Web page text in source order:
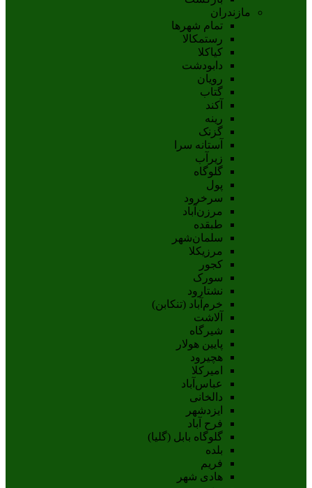
مازندران
تمام شهر‌ها
رستمکالا
کیاکلا
دابودشت
رویان
گتاب
آکند
رینه
گزنک
آستانه سرا
زیرآب
گلوگاه
پول
سرخرود
مرزن‌آباد
طبقده
سلمان‌شهر
مرزیکلا
کجور
سورک
نشتارود
خرم‌آباد (تنکابن)
آلاشت
شیرگاه
پایین هولار
هچیرود
امیرکلا
عباس‌آباد
دالخانی
ایزدشهر
فرح آباد
گلوگاه بابل (گلیا)
بلده
فریم
هادی شهر